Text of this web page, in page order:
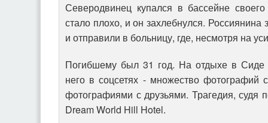
Северодвинец купался в бассейне
стало плохо, и он захлебнулся.
и отправили в больницу, где, несмотря на
Погибшему был 31 год. На отдыхе в Сиде
него в соцсетях - множество фотографий
фотографиями с друзьями. Трагедия, судя
Dream World Hill Hotel.